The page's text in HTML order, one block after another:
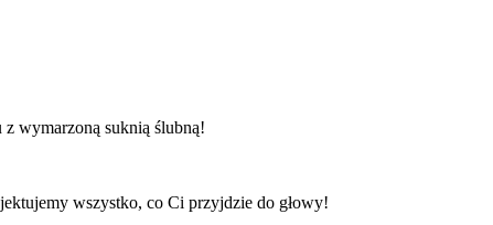
wymarzoną suknią ślubną!
wszystko, co Ci przyjdzie do głowy!